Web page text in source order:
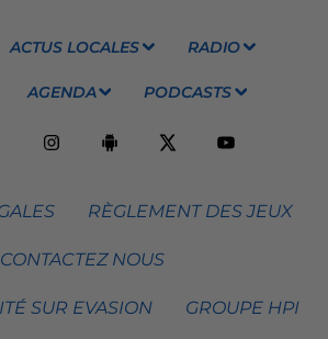
ACTUS LOCALES RADIO
AGENDA PODCASTS
RÈGLEMENT DES JEUX
CONTACTEZ NOUS
SUR EVASION GROUPE HPI